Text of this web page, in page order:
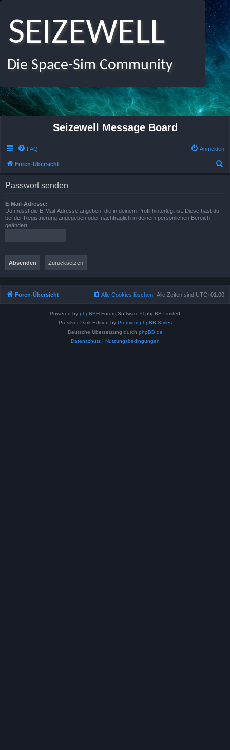
SEIZEWELL
Die Space-Sim Community
Seizewell Message Board
FAQ Anmelden
Foren-Übersicht
Passwort senden
E-Mail-Adresse:
Du musst die E-Mail-Adresse angeben, die in deinem Profil hinterlegt ist. Diese hast du
bei der Registrierung angegeben oder nachträglich in deinem persönlichen Bereich
geändert.
Foren-Übersicht Alle Zeiten sind UTC+01:00
Alle Cookies löschen
Powered by phpBB® Forum Software © phpBB Limited
Prosilver Dark Edition by Premium phpBB Styles
Deutsche Übersetzung durch phpBB.de
Datenschutz| Nutzungsbedingungen